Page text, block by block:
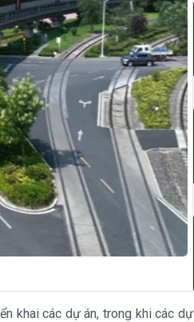
khai các dự án, trong khi các dự